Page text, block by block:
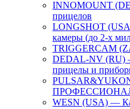
INNOMOUNT
прицелов
LONGSHOT
камеры (до 2-х
TRIGGERCAM
DEDAL-NV (RU)
прицелы и
WESN (USA) —